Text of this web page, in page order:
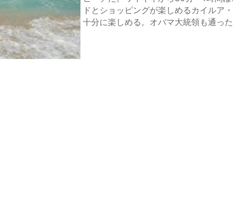
ドとショッピングが楽しめるカイルア
十分に楽しめる。オバマ大統領も通っ